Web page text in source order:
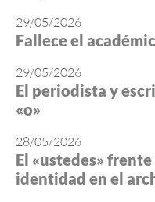
29/05/2026
Fallece el
29/05/2026
El periodista y
«o»
28/05/2026
El «ustedes»
identidad en el